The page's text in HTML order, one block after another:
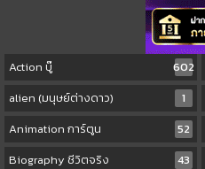
Action บู๊ 602
alien (มนุษย์ต่างดาว)
1
Animation การ์ตูน
52
Biography ชีวิตจริง
43